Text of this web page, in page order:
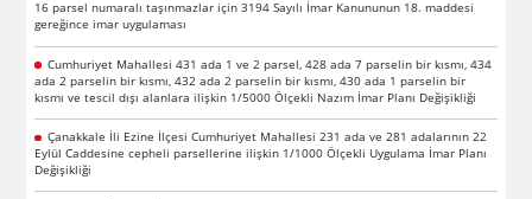
16 parsel numaralı taşınmazlar için 3194 Sayılı İmar Kanununun 18. maddesi
gereğince imar uygulaması
Cumhuriyet Mahallesi 431 ada 1 ve 2 parsel, 428 ada 7 parselin bir kısmı, 434
ada 2 parselin bir kısmı, 432 ada 2 parselin bir kısmı, 430 ada 1 parselin bir
kısmı ve tescil dışı alanlara ilişkin 1/5000 Ölçekli Nazım İmar Planı Değişikliği
Çanakkale İli Ezine İlçesi Cumhuriyet Mahallesi 231 ada ve 281 adalarının 22
Eylül Caddesine cepheli parsellerine ilişkin 1/1000 Ölçekli Uygulama İmar Planı
Değişikliği